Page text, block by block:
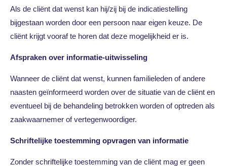
Als de cliënt dat wenst kan hij/zij bij de indicatiestelling
bijgestaan worden door een persoon naar eigen keuze. De
cliënt krijgt vooraf te horen dat deze mogelijkheid er is.
Afspraken over informatie-uitwisseling
Wanneer de cliënt dat wenst, kunnen familieleden of andere
naasten geïnformeerd worden over de situatie van de cliënt en
eventueel bij de behandeling betrokken worden of optreden als
zaakwaarnemer of vertegenwoordiger.
Schriftelijke toestemming opvragen van informatie
Zonder schriftelijke toestemming van de cliënt mag er geen